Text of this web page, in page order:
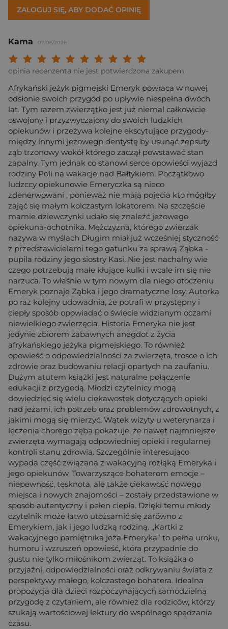
ZALOGUJ SIĘ, ABY DODAĆ OPINIĘ
Kama 07/06/2026
Twoja ocena:
Twoja ocena: Wybitna 9/
Twoja ocena: Rewelacyjna 8/
Twoja ocena: Bardzo dobra 7/10"
Twoja ocena: Dobra 6/10"
Twoja ocena: Przeciętna 5/10"
Twoja ocena: Może być 4/10"
Twoja ocena: Słaba 3/10"
Twoja ocena: Bardzo słaba 2/10"
Twoja ocena: Beznadziejna 1/10"
opinia recenzenta nie jest potwierdzona zakupem
Afrykański jeżyk pigmejski Emeryk powraca w nowej
odsłonie swoich przygód po upływie niespełna dwóch
lat. Tym razem zwierzątko jest już niemal całkowicie
oswojony i przyzwyczajony do swoich ludzkich
opiekunów i przeżywa kolejne ekscytujące przygody-
między innymi jeżowegp dentystę by usunąć zepsuty
ząb trzonowy wokół którego zaczął powstawać stan
zapalny. Tym jednak co stanowi serce opowieści wyjazd
rodziny Poli na wakacje nad Bałtykiem. Początkowo
ludzccy opiekunowie Emeryczka są nieco
zdenerwowani , ponieważ nie mają pojęcia kto mógłby
zająć się małym kolczastym lokatorem. Na szczęście
mamie dziewczynki udało się znaleźć jeżowego
opiekuna-ochotnika. Mężczyzna, którego zwierzak
nazywa w myślach Długim miał już wcześniej styczność
z przedstawicielami tego gatunku za sprawą Ząbka -
pupila rodziny jego siostry Kasi. Nie jest nachalny wie
czego potrzebują małe kłujące kulki i wcale im się nie
narzuca. To właśnie w tym nowym dla niego otoczeniu
Emeryk poznaje Ząbka i jego dramatyczne losy. Autorka
po raz kolejny udowadnia, że potrafi w przystępny i
ciepły sposób opowiadać o świecie widzianym oczami
niewielkiego zwierzęcia. Historia Emeryka nie jest
jedynie zbiorem zabawnych anegdot z życia
afrykańskiego jeżyka pigmejskiego. To również
opowieść o odpowiedzialności za zwierzęta, trosce o ich
zdrowie oraz budowaniu relacji opartych na zaufaniu.
Dużym atutem książki jest naturalne połączenie
edukacji z przygodą. Młodzi czytelnicy mogą
dowiedzieć się wielu ciekawostek dotyczących opieki
nad jeżami, ich potrzeb oraz problemów zdrowotnych, z
jakimi mogą się mierzyć. Wątek wizyty u weterynarza i
leczenia chorego zęba pokazuje, że nawet najmniejsze
zwierzęta wymagają odpowiedniej opieki i regularnej
kontroli stanu zdrowia. Szczególnie interesująco
wypada część związana z wakacyjną rozłąką Emeryka i
jego opiekunów. Towarzyszące bohaterom emocje –
niepewność, tęsknota, ale także ciekawość nowego
miejsca i nowych znajomości – zostały przedstawione w
sposób autentyczny i pełen ciepła. Dzięki temu młody
czytelnik może łatwo utożsamić się zarówno z
Emerykiem, jak i jego ludzką rodziną. „Kartki z
wakacyjnego pamiętnika jeża Emeryka” to pełna uroku,
humoru i wzruszeń opowieść, która przypadnie do
gustu nie tylko miłośnikom zwierząt. To książka o
przyjaźni, odpowiedzialności oraz odkrywaniu świata z
perspektywy małego, kolczastego bohatera. Idealna
propozycja dla dzieci rozpoczynających samodzielną
przygodę z czytaniem, ale również dla rodziców, którzy
szukają wartościowej lektury do wspólnego spędzania
czasu.